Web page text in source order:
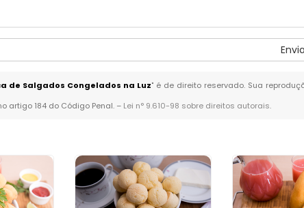
de Salgados Congelados na Luz" é de direito reservado. Sua
artigo 184 do Código Penal. – Lei n° 9.610-98 sobre direitos autorais.